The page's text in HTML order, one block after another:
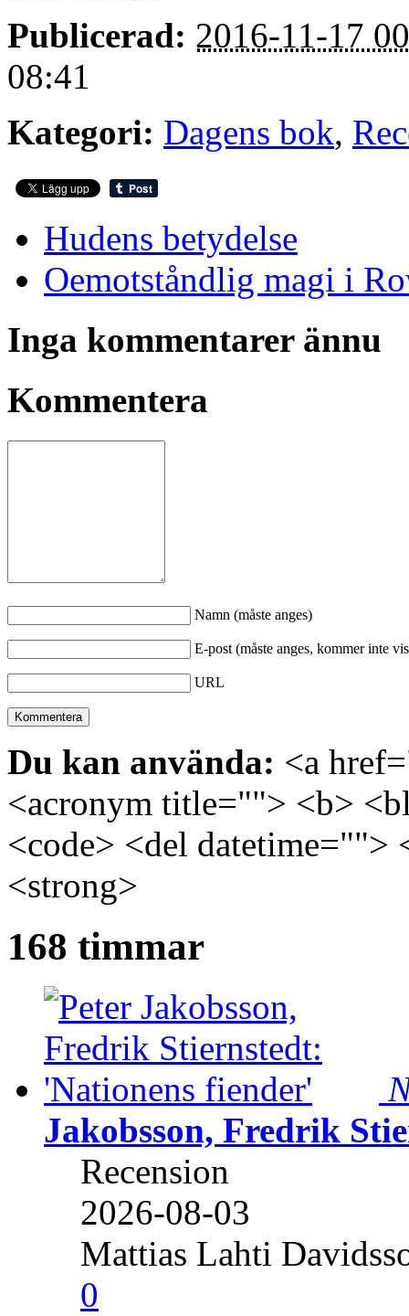
Publicerad: 2016-11-17
08:41
Kategori: Dagens bok,
Hudens betydelse
Oemotståndlig magi i
Inga kommentarer ännu
Kommentera
Namn (måste anges)
E-post (måste anges, kommer inte
URL
Du kan använda: <a
<acronym title=""> <b>
<code> <del
<strong>
168 timmar
Jakobsson, Fredrik
Recension
2026-08-03
Mattias Lahti
0